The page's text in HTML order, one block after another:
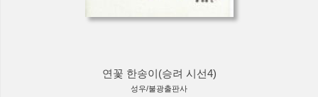
연꽃 한송이(승려 시선4)
성우/불광출판사